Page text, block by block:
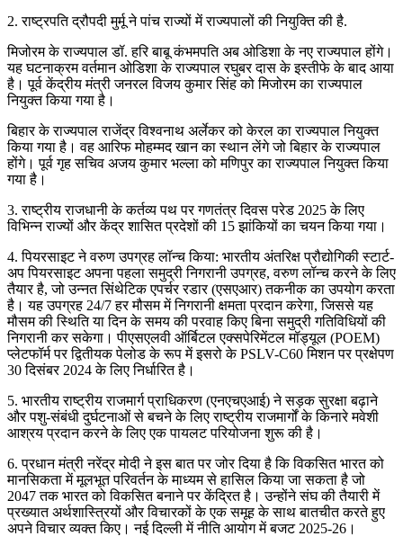
2. राष्ट्रपति द्रौपदी मुर्मू ने पांच राज्यों में राज्यपालों की नियुक्ति की है.
मिजोरम के राज्यपाल डॉ. हरि बाबू कंभमपति अब ओडिशा के नए राज्यपाल होंगे।
यह घटनाक्रम वर्तमान ओडिशा के राज्यपाल रघुबर दास के इस्तीफे के बाद आया
है। पूर्व केंद्रीय मंत्री जनरल विजय कुमार सिंह को मिजोरम का राज्यपाल
नियुक्त किया गया है।
बिहार के राज्यपाल राजेंद्र विश्वनाथ अर्लेकर को केरल का राज्यपाल नियुक्त
किया गया है। वह आरिफ मोहम्मद खान का स्थान लेंगे जो बिहार के राज्यपाल
होंगे। पूर्व गृह सचिव अजय कुमार भल्ला को मणिपुर का राज्यपाल नियुक्त किया
गया है।
3. राष्ट्रीय राजधानी के कर्तव्य पथ पर गणतंत्र दिवस परेड 2025 के लिए
विभिन्न राज्यों और केंद्र शासित प्रदेशों की 15 झांकियों का चयन किया गया।
4. पियरसाइट ने वरुण उपग्रह लॉन्च किया: भारतीय अंतरिक्ष प्रौद्योगिकी स्टार्ट-
अप पियरसाइट अपना पहला समुद्री निगरानी उपग्रह, वरुण लॉन्च करने के लिए
तैयार है, जो उन्नत सिंथेटिक एपर्चर रडार (एसएआर) तकनीक का उपयोग करता
है। यह उपग्रह 24/7 हर मौसम में निगरानी क्षमता प्रदान करेगा, जिससे यह
मौसम की स्थिति या दिन के समय की परवाह किए बिना समुद्री गतिविधियों की
निगरानी कर सकेगा। पीएसएलवी ऑर्बिटल एक्सपेरिमेंटल मॉड्यूल (POEM)
प्लेटफॉर्म पर द्वितीयक पेलोड के रूप में इसरो के PSLV-C60 मिशन पर प्रक्षेपण
30 दिसंबर 2024 के लिए निर्धारित है।
5. भारतीय राष्ट्रीय राजमार्ग प्राधिकरण (एनएचएआई) ने सड़क सुरक्षा बढ़ाने
और पशु-संबंधी दुर्घटनाओं से बचने के लिए राष्ट्रीय राजमार्गों के किनारे मवेशी
आश्रय प्रदान करने के लिए एक पायलट परियोजना शुरू की है।
6. प्रधान मंत्री नरेंद्र मोदी ने इस बात पर जोर दिया है कि विकसित भारत को
मानसिकता में मूलभूत परिवर्तन के माध्यम से हासिल किया जा सकता है जो
2047 तक भारत को विकसित बनाने पर केंद्रित है। उन्होंने संघ की तैयारी में
प्रख्यात अर्थशास्त्रियों और विचारकों के एक समूह के साथ बातचीत करते हुए
अपने विचार व्यक्त किए। नई दिल्ली में नीति आयोग में बजट 2025-26।